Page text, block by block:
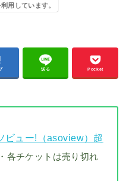
用しています。
送る Pocket
ビュー!（asoview）超
各チケットは売り切れ